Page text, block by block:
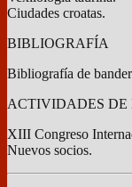
Ciudades croatas.
BIBLIOGRAFÍA
Bibliografía de
ACTIVIDADES DE
XIII Congreso
Nuevos socios.